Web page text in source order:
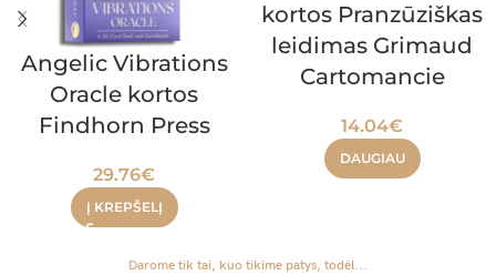
Angelic Vibrations
Oracle kortos
Findhorn Press
29.76€
Į KREPŠELĮ
kortos Pranzūziškas
leidimas Grimaud
Cartomancie
14.04€
DAUGIAU
Darome tik tai, kuo tikime patys, todėl...